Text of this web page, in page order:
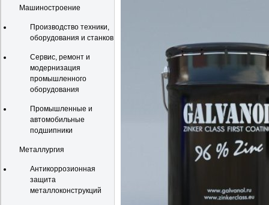
Машиностроение
Производство техники,
оборудования и станков
Сервис, ремонт и
модернизация
промышленного
оборудования
Промышленные и
автомобильные
подшипники
Металлургия
Антикоррозионная
защита
металлоконструкций